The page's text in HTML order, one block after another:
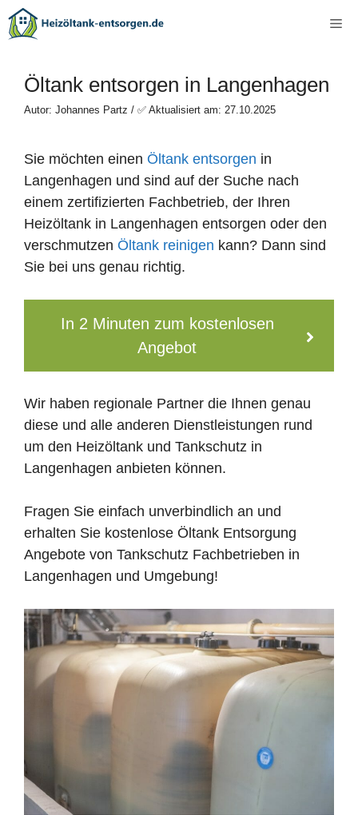
Zum
Inhalt
Öltank entsorgen in Langenhagen
Autor: Johannes Partz / ✅ Aktualisiert am: 27.10.2025
Sie möchten einen Öltank entsorgen in
Langenhagen und sind auf der Suche nach
einem zertifizierten Fachbetrieb, der Ihren
Heizöltank in Langenhagen entsorgen oder den
verschmutzen Öltank reinigen kann? Dann sind
Sie bei uns genau richtig.
In 2 Minuten zum kostenlosen
Angebot
Wir haben regionale Partner die Ihnen genau
diese und alle anderen Dienstleistungen rund
um den Heizöltank und Tankschutz in
Langenhagen anbieten können.
Fragen Sie einfach unverbindlich an und
erhalten Sie kostenlose Öltank Entsorgung
Angebote von Tankschutz Fachbetrieben in
Langenhagen und Umgebung!